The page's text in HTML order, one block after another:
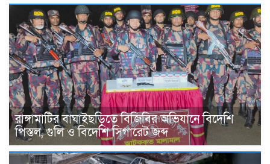
রাঙ্গামাটির বাঘাইছড়িতে বিজিবির অভিযানে বিদেশি
পিস্তল, গুলি ও বিদেশি সিগারেট জব্দ